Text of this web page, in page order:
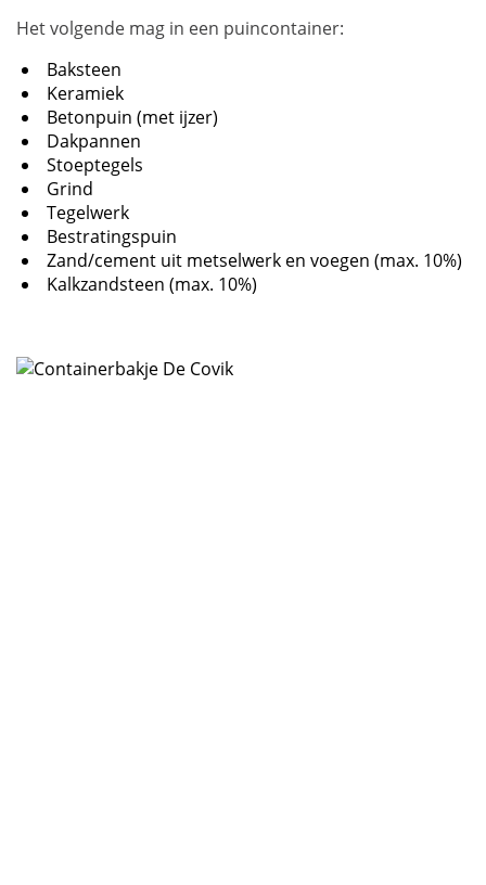
Het volgende mag in een puincontainer:
Baksteen
Keramiek
Betonpuin (met ijzer)
Dakpannen
Stoeptegels
Grind
Tegelwerk
Bestratingspuin
Zand/cement uit metselwerk en voegen (max. 10%)
Kalkzandsteen (max. 10%)